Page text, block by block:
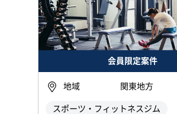
会員限定案件
地域 関東地方
スポーツ・フィットネスジム